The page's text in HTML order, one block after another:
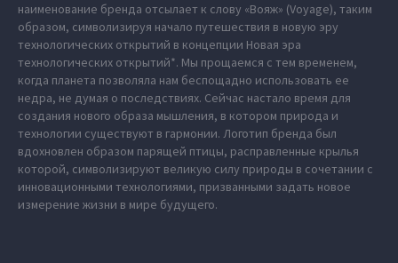
наименование бренда отсылает к слову «Вояж» (Voyage), таким
образом, символизируя начало путешествия в новую эру
технологических открытий в концепции Новая эра
технологических открытий*. Мы прощаемся с тем временем,
когда планета позволяла нам беспощадно использовать ее
недра, не думая о последствиях. Сейчас настало время для
создания нового образа мышления, в котором природа и
технологии существуют в гармонии. Логотип бренда был
вдохновлен образом парящей птицы, расправленные крылья
которой, символизируют великую силу природы в сочетании с
инновационными технологиями, призванными задать новое
измерение жизни в мире будущего.